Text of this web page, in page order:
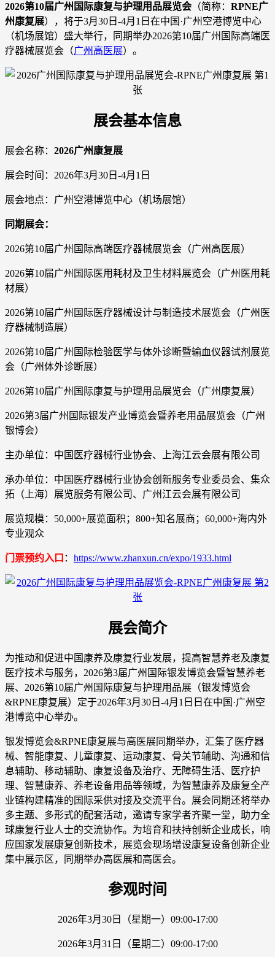
2026第10届广州国际康复与护理用品展览会 （简称： RPNE广
州康复展），将于3月30日-4月1日在中国·广州空港博览中心
（机场展馆）盛大举行，同期举办2026第10届广州国际高端医
疗器械展览会（广州高医展）。
展会基本信息
展会名称： 2026广州康复展
展会时间：2026年3月30日-4月1日
展会地点：广州空港博览中心（机场展馆）
同期展会：
2026第10届广州国际高端医疗器械展览会（广州高医展）
2026第10届广州国际医用耗材及卫生材料展览会（广州医用耗
材展）
2026第10届广州国际医疗器械设计与制造技术展览会（广州医
疗器械制造展）
2026第10届广州国际检验医学与体外诊断暨输血仪器试剂展览
会（广州体外诊断展）
2026第10届广州国际康复与护理用品展览会（广州康复展）
2026第3届广州国际银发产业博览会暨养老用品展览会（广州
银博会）
主办单位：中国医疗器械行业协会、上海江云会展有限公司
承办单位：中国医疗器械行业协会创新服务专业委员会、集众
拓（上海）展览服务有限公司、广州江云会展有限公司
展览规模：50,000+展览面积；800+知名展商；60,000+海内外
专业观众
门票预约入口 ： https://www.zhanxun.cn/expo/1933.html
展会简介
为推动和促进中国康养及康复行业发展，提高智慧养老及康复
医疗技术与服务，2026第3届广州国际银发博览会暨智慧养老
展、2026第10届广州国际康复与护理用品展（银发博览会
&RPNE康复展）定于2026年3月30日-4月1日日在中国·广州空
港博览中心举办。
银发博览会&RPNE康复展与高医展同期举办，汇集了医疗器
械、智能康复、儿童康复、运动康复、骨关节辅助、沟通和信
息辅助、移动辅助、康复设备及治疗、无障碍生活、医疗护
理、智慧康养、养老设备用品等领域，为智慧康养及康复全产
业链构建精准的国际采供对接及交流平台。展会同期还将举办
多主题、多形式的配套活动，邀请专家学者齐聚一堂，助力全
球康复行业人士的交流协作。为培育和扶持创新企业成长，响
应国家发展康复创新技术，展览会现场增设康复设备创新企业
集中展示区，同期举办高医展和高医会。
参观时间
2026年3月30日（星期一）09:00-17:00
2026年3月31日（星期二）09:00-17:00